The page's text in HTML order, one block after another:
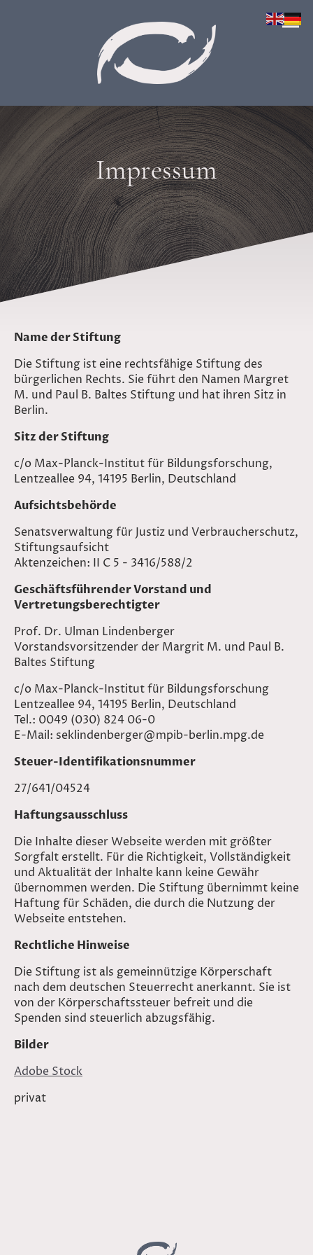
Impressum
Name der Stiftung
Die Stiftung ist eine rechtsfähige Stiftung des
bürgerlichen Rechts. Sie führt den Namen Margret
M. und Paul B. Baltes Stiftung und hat ihren Sitz in
Berlin.
Sitz der Stiftung
c/o Max-Planck-Institut für Bildungsforschung,
Lentzeallee 94, 14195 Berlin, Deutschland
Aufsichtsbehörde
Senatsverwaltung für Justiz und Verbraucherschutz,
Stiftungsaufsicht
Aktenzeichen: II C 5 - 3416/588/2
Geschäftsführender Vorstand und
Vertretungsberechtigter
Prof. Dr. Ulman Lindenberger
Vorstandsvorsitzender der Margrit M. und Paul B.
Baltes Stiftung
c/o Max-Planck-Institut für Bildungsforschung
Lentzeallee 94, 14195 Berlin, Deutschland
Tel.: 0049 (030) 824 06-0
E-Mail: seklindenberger@mpib-berlin.mpg.de
Steuer-Identifikationsnummer
27/641/04524
Haftungsausschluss
Die Inhalte dieser Webseite werden mit größter
Sorgfalt erstellt. Für die Richtigkeit, Vollständigkeit
und Aktualität der Inhalte kann keine Gewähr
übernommen werden. Die Stiftung übernimmt keine
Haftung für Schäden, die durch die Nutzung der
Webseite entstehen.
Rechtliche Hinweise
Die Stiftung ist als gemeinnützige Körperschaft
nach dem deutschen Steuerrecht anerkannt. Sie ist
von der Körperschaftssteuer befreit und die
Spenden sind steuerlich abzugsfähig.
Bilder
Adobe Stock
privat